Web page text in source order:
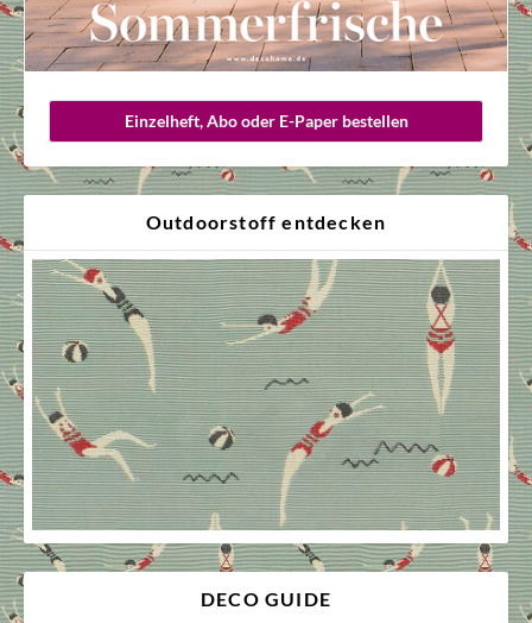
Einzelheft, Abo oder E-Paper bestellen
Outdoorstoff entdecken
DECO GUIDE